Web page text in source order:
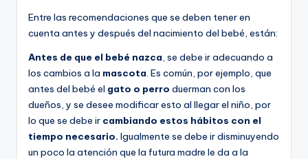
Entre las recomendaciones que se deben tener en
cuenta antes y después del nacimiento del bebé, están:
Antes de que el bebé nazca, se debe ir adecuando a
los cambios a la mascota. Es común, por ejemplo, que
antes del bebé el gato o perro duerman con los
dueños, y se desee modificar esto al llegar el niño, por
lo que se debe ir cambiando estos hábitos con el
tiempo necesario. Igualmente se debe ir disminuyendo
un poco la atención que la futura madre le da a la